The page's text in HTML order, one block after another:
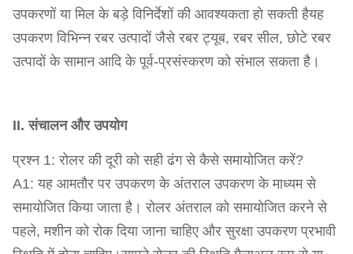
उपकरणों या मिल के बड़े विनिर्देशों की आवश्यकता हो सकती हैयह
उपकरण विभिन्न रबर उत्पादों जैसे रबर ट्यूब, रबर सील, छोटे रबर
उत्पादों के सामान आदि के पूर्व-प्रसंस्करण को संभाल सकता है।
II. संचालन और उपयोग
प्रश्न 1: रोलर की दूरी को सही ढंग से कैसे समायोजित करें?
A1: यह आमतौर पर उपकरण के अंतराल उपकरण के माध्यम से
समायोजित किया जाता है। रोलर अंतराल को समायोजित करने से
पहले, मशीन को रोक दिया जाना चाहिए और सुरक्षा उपकरण प्रभावी